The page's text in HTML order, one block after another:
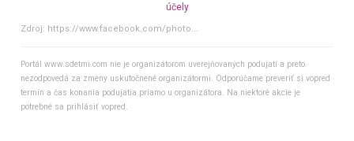
účely
Zdroj: https://www.facebook.com/photo...
Portál www.sdetmi.com nie je organizátorom uverejňovaných podujatí a preto
nezodpovedá za zmeny uskutočnené organizátormi. Odporúčame preveriť si vopred
termín a čas konania podujatia priamo u organizátora. Na niektoré akcie je
potrebné sa prihlásiť vopred.